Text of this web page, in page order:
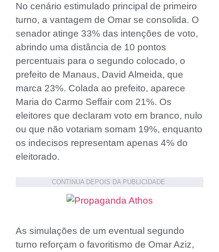
No cenário estimulado principal de primeiro
turno, a vantagem de Omar se consolida. O
senador atinge 33% das intenções de voto,
abrindo uma distância de 10 pontos
percentuais para o segundo colocado, o
prefeito de Manaus, David Almeida, que
marca 23%. Colada ao prefeito, aparece
Maria do Carmo Seffair com 21%. Os
eleitores que declaram voto em branco, nulo
ou que não votariam somam 19%, enquanto
os indecisos representam apenas 4% do
eleitorado.
CONTINUA DEPOIS DA PUBLICIDADE:
As simulações de um eventual segundo
turno reforçam o favoritismo de Omar Aziz,